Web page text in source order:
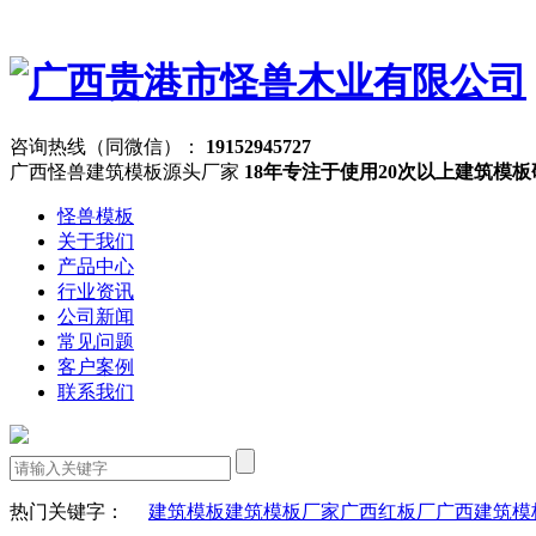
咨询热线（同微信）：
19152945727
广西怪兽建筑模板源头厂家 18年专注于使用20次以上建筑模
怪兽模板
关于我们
产品中心
行业资讯
公司新闻
常见问题
客户案例
联系我们
热门关键字： 建筑模板建筑模板厂家广西红板厂广西建筑模